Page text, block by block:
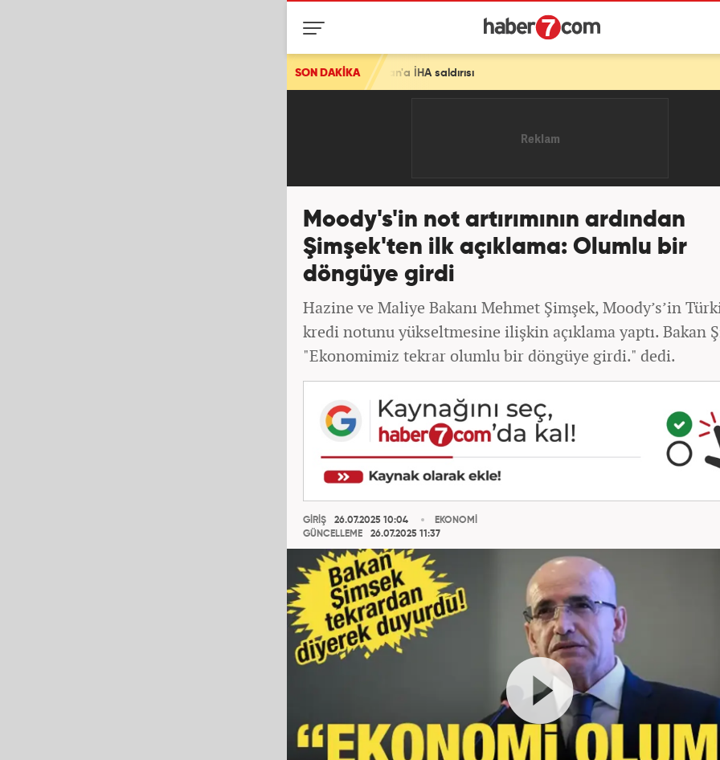
SON DAKİKA
Husiler'den Suudi Arabistan'a İHA saldırısı
Moody's'in not artırımının ardından
Şimşek'ten ilk açıklama: Olumlu bir
döngüye girdi
Hazine ve Maliye Bakanı Mehmet Şimşek, Moody’s’in
kredi notunu yükseltmesine ilişkin açıklama yaptı. Bakan
"Ekonomimiz tekrar olumlu bir döngüye girdi." dedi.
GİRİŞ
26.07.2025 10:04
GÜNCELLEME
26.07.2025 11:37
EKONOMİ